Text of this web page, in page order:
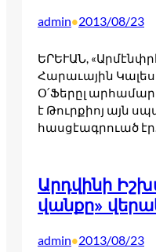
admin•2013/08/23
ԵՐԵՒԱՆ,
Հարաւային
Օ՛Ֆերըլ
է Թուրքիոյ այն
հասցէագրուած
Արդվինի
վանքը»
admin•2013/08/23